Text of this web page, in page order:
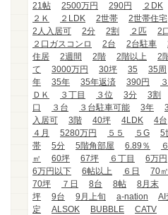
21帖
2500万円 290円
２DK
２Ｋ
２LDK 2世帯
2世帯住宅
2人入居可
2分 2割 ２匹
2
２口ガスコンロ
2台 2台駐車
住居
2週間 2階 2階以上
2
て
3000万円 30坪 35
35周
年
35年 35年返済 390円
ＤＫ
３丁目 ３位 3分 3割
口
３台 ３台駐車可能 3年
入居可
3階 40坪 4LDK
4台
４月
5280万円 ５５ ５G
5
帯
5分 5階角部屋 6.89％
㎡
60坪 67坪 ６丁目
6万円
6万円以下
6帖以上 ６日
70㎡
70坪
７日 8台 8帖 8月末
坪
9台 9月上旬 a-nation
AI
定
ALSOK BUBBLE
CATV